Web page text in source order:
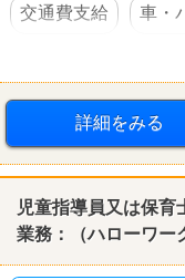
交通費支給 車・
詳細をみる
児童指導員又は保
業務：（ハローワー